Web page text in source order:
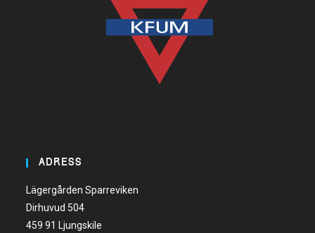
ADRESS
Lägergården Sparreviken
Dirhuvud 504
459 91 Ljungskile